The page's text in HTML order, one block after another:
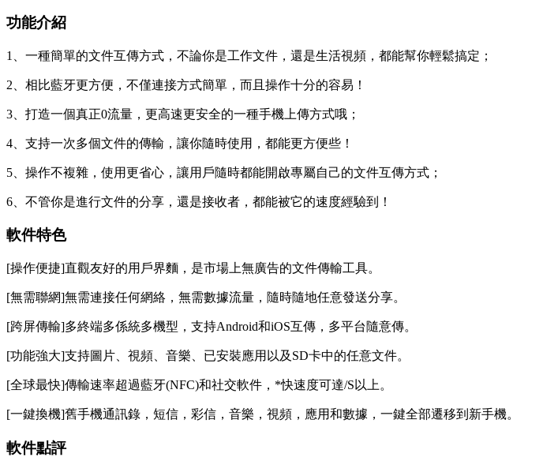
功能介紹
1、一種簡單的文件互傳方式，不論你是工作文件，還是生活視頻，都能幫你輕鬆搞定；
2、相比藍牙更方便，不僅連接方式簡單，而且操作十分的容易！
3、打造一個真正0流量，更高速更安全的一種手機上傳方式哦；
4、支持一次多個文件的傳輸，讓你隨時使用，都能更方便些！
5、操作不複雜，使用更省心，讓用戶隨時都能開啟專屬自己的文件互傳方式；
6、不管你是進行文件的分享，還是接收者，都能被它的速度經驗到！
軟件特色
[操作便捷]直觀友好的用戶界麵，是市場上無廣告的文件傳輸工具。
[無需聯網]無需連接任何網絡，無需數據流量，隨時隨地任意發送分享。
[跨屏傳輸]多終端多係統多機型，支持Android和iOS互傳，多平台隨意傳。
[功能強大]支持圖片、視頻、音樂、已安裝應用以及SD卡中的任意文件。
[全球最快]傳輸速率超過藍牙(NFC)和社交軟件，*快速度可達/S以上。
[一鍵換機]舊手機通訊錄，短信，彩信，音樂，視頻，應用和數據，一鍵全部遷移到新手機。
軟件點評